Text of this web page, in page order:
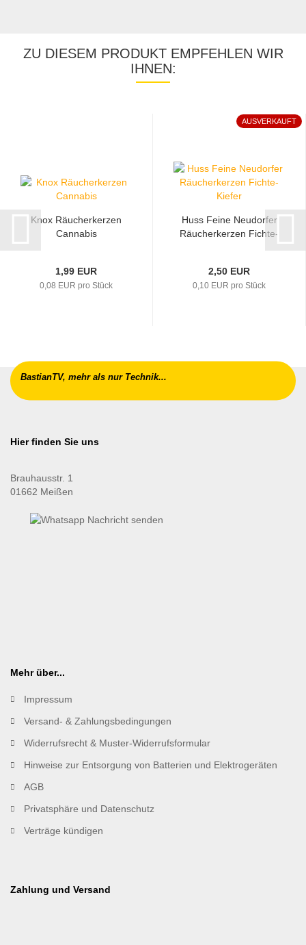
ZU DIESEM PRODUKT EMPFEHLEN WIR
IHNEN:
Knox Räucherkerzen
Cannabis
1,99 EUR
0,08 EUR pro Stück
AUSVERKAUFT
Huss Feine Neudorfer
Räucherkerzen Fichte-
2,50 EUR
0,10 EUR pro Stück
BastianTV, mehr als nur Technik...
Hier finden Sie uns
Brauhausstr. 1
01662 Meißen
Mehr über...
Impressum
Versand- & Zahlungsbedingungen
Widerrufsrecht & Muster-Widerrufsformular
Hinweise zur Entsorgung von Batterien und Elektrogeräten
AGB
Privatsphäre und Datenschutz
Verträge kündigen
Zahlung und Versand